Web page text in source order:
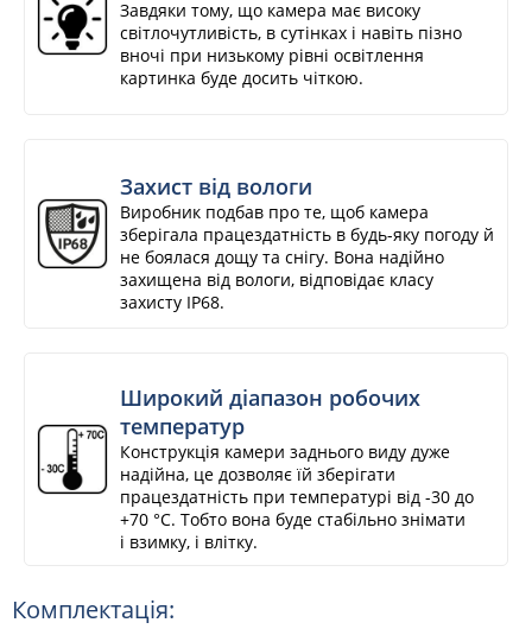
Завдяки тому, що камера має високу
світлочутливість, в сутінках і навіть пізно
вночі при низькому рівні освітлення
картинка буде досить чіткою.
Захист від вологи
Виробник подбав про те, щоб камера
зберігала працездатність в будь-яку погоду й
не боялася дощу та снігу. Вона надійно
захищена від вологи, відповідає класу
захисту IP68.
Широкий діапазон робочих
температур
Конструкція камери заднього виду дуже
надійна, це дозволяє їй зберігати
працездатність при температурі від -30 до
+70 °С. Тобто вона буде стабільно знімати
і взимку, і влітку.
Комплектація: